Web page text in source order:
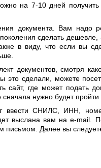
на 7-10 дней получить
документа. Вам надо
сделать дешевле,
в виду, что если вы
документов, смотря
это сделали, можете
сайт, где может подать
нужно будет пройти
ввести СНИЛС, ИНН,
выслана вам на e-mail.
письмом. Далее вы